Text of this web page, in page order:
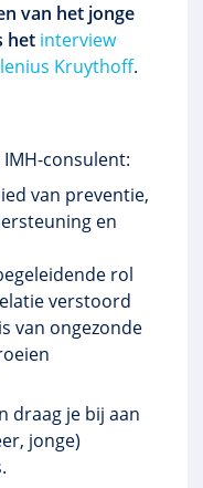
van het jonge
het interview
Kruythoff.
consulent:
van preventie,
en
rol
verstoord
van ongezonde
draag je bij aan
jonge)